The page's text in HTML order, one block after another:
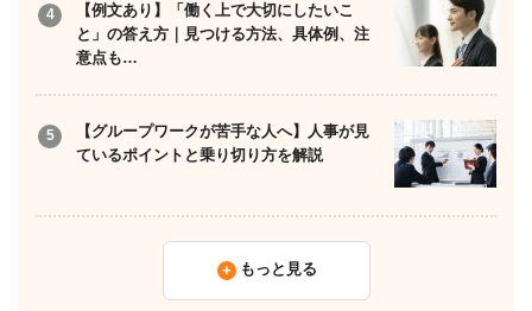
【例文あり】「働く上で大切にしたいこ
と」の答え方｜見つける方法、具体例、注
意点も…
【グループワークが苦手な人へ】人事が見
ているポイントと乗り切り方を解説
もっと見る